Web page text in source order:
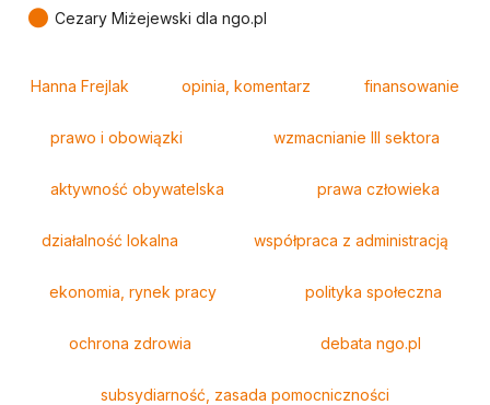
● Cezary Miżejewski dla ngo.pl
Hanna Frejlak opinia, komentarz finansowanie
prawo i obowiązki wzmacnianie III sektora
aktywność obywatelska prawa człowieka
działalność lokalna współpraca z administracją
ekonomia, rynek pracy polityka społeczna
ochrona zdrowia debata ngo.pl
subsydiarność, zasada pomocniczności